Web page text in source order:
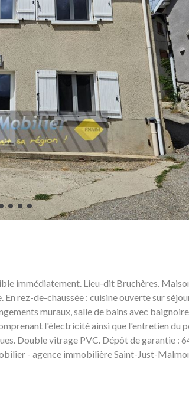
immédiatement. Lieu-dit Bruchères.
rez-de-chaussée : cuisine ouverte sur
muraux, salle de bains avec baignoire,
l'électricité ainsi que l'entretien du
Double vitrage PVC. Dépôt de garantie :
- agence immobilière Saint-Just-